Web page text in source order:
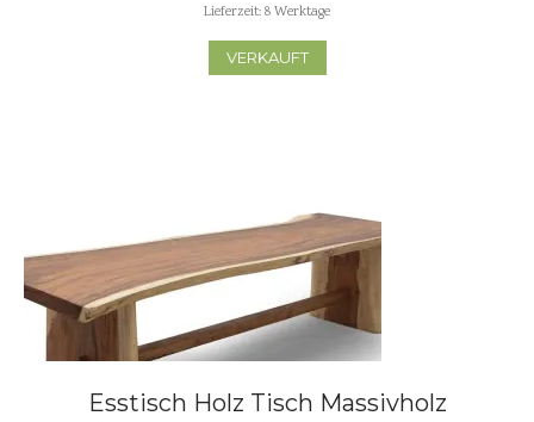
Lieferzeit:8 Werktage
VERKAUFT
Esstisch Holz Tisch Massivholz